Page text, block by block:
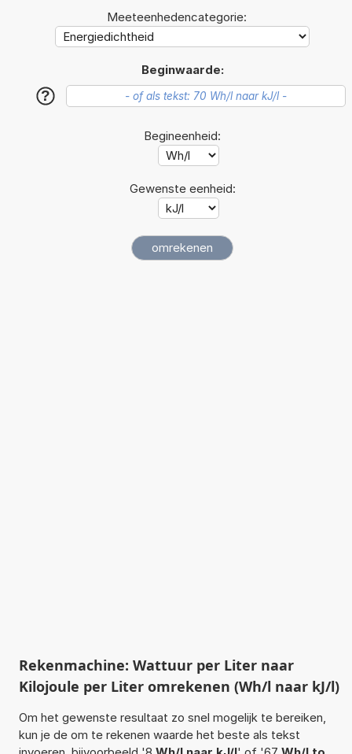
Meeteenhedencategorie:
Beginwaarde:
?
Begineenheid:
Gewenste eenheid:
Rekenmachine: Wattuur per Liter naar
Kilojoule per Liter omrekenen (Wh/l naar kJ/l)
Om het gewenste resultaat zo snel mogelijk te bereiken,
kun je de om te rekenen waarde het beste als tekst